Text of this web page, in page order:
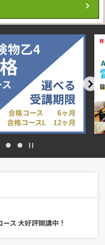
ス 大好評開講中！